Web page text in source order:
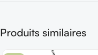
Produits similaires